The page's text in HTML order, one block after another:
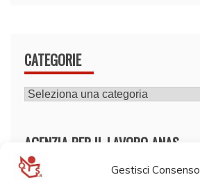
Gestisci Consenso
CATEGORIE
CATEGORIE
AGENZIA PER IL LAVORO ANAS